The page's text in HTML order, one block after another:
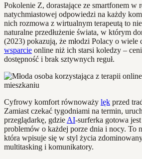
Pokolenie Z, dorastające ze smartfonem w
natychmiastowej odpowiedzi na każdy
nich rozmowa z wirtualnym terapeutą to
naturalne przedłużenie świata, w którym
(2023) pokazują, że młodzi Polacy o wiele
wsparcie online niż ich starsi koledzy –
dostępność i brak sztywnych reguł.
Cyfrowy komfort równoważy lęk przed
Zamiast czekać tygodniami na termin,
przeglądarkę, gdzie AI-surferka gotowa
problemów o każdej porze dnia i nocy. To
która wpisuje się w styl życia
multitasking i komunikatory.